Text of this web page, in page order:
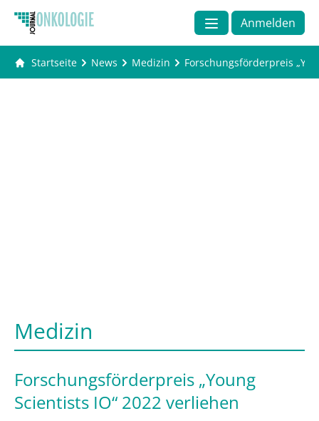
Anmelden
Startseite News Medizin Forschungsförderpreis
Medizin
Forschungsförderpreis „Young
Scientists IO“ 2022 verliehen